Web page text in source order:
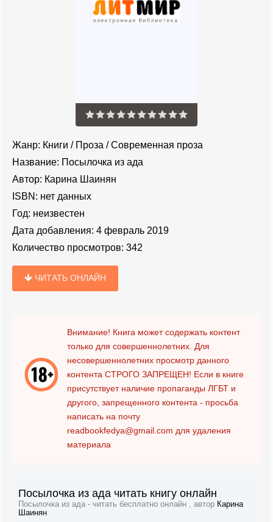
Жанр: Книги / Проза /Современная проза
Название: Посылочка из ада
Автор: Карина Шаинян
ISBN: нет данных
Год: неизвестен
Дата добавления: 4 февраль 2019
Количество просмотров: 342
ЧИТАТЬ ОНЛАЙН
Внимание! Книга может содержать контент
только для совершеннолетних. Для
несовершеннолетних просмотр данного
контента СТРОГО ЗАПРЕЩЕН! Если в книге
присутствует наличие пропаганды ЛГБТ и
другого, запрещенного контента - просьба
написать на почту
readbookfedya@gmail.com для удаления
материала
Посылочка из ада читать книгу онлайн
Посылочка из ада - читать бесплатно онлайн , автор Карина
Шаинян